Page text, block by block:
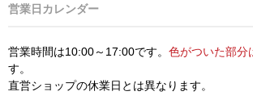
営業日カレンダー
営業時間は10:00～17:00です。 色がついた部分
す。
直営ショップの休業日とは異なります。